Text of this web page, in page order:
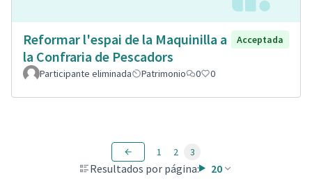
Reformar l'espai de la Maquinilla a
la Confraria de Pescadors
Acceptada
Participante eliminada Patrimonio 0 0
Resultados por página: 20
1 2 3